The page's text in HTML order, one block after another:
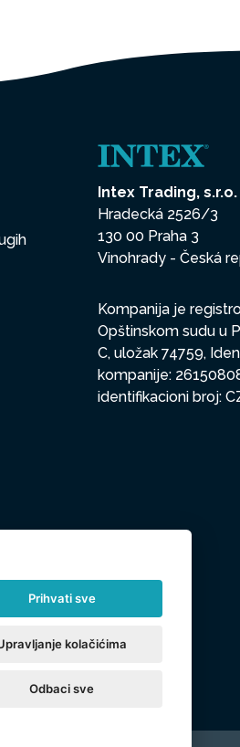
Intex Trading, s.r.o.
Hradecká 2526/3
130 00 Praha 3
Vinohrady - Česká
Kompanija je
Opštinskom sudu u
C, uložak 74759,
kompanije:
identifikacioni broj:
Prihvati sve
kolačićima
Odbaci sve